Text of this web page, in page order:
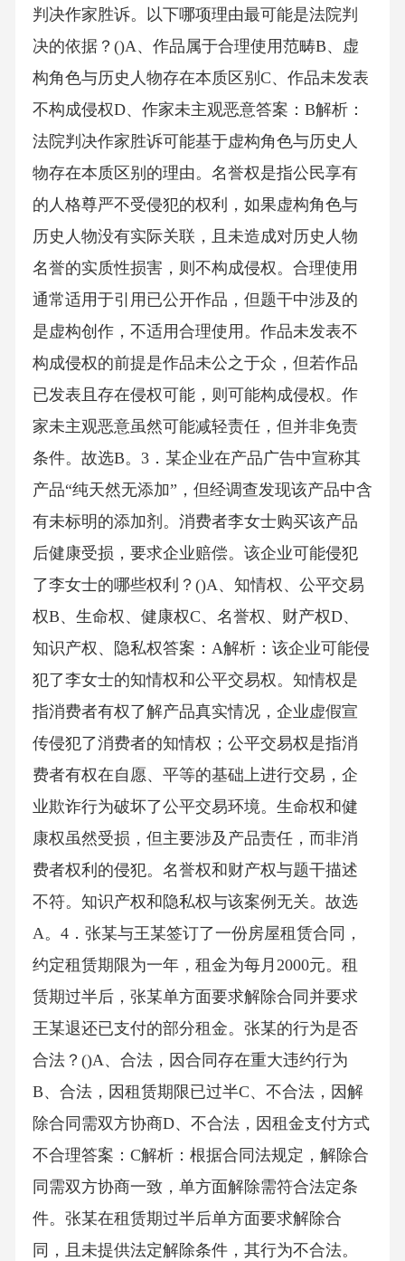
判决作家胜诉。以下哪项理由最可能是法院判
决的依据？()A、作品属于合理使用范畴B、虚
构角色与历史人物存在本质区别C、作品未发表
不构成侵权D、作家未主观恶意答案：B解析：
法院判决作家胜诉可能基于虚构角色与历史人
物存在本质区别的理由。名誉权是指公民享有
的人格尊严不受侵犯的权利，如果虚构角色与
历史人物没有实际关联，且未造成对历史人物
名誉的实质性损害，则不构成侵权。合理使用
通常适用于引用已公开作品，但题干中涉及的
是虚构创作，不适用合理使用。作品未发表不
构成侵权的前提是作品未公之于众，但若作品
已发表且存在侵权可能，则可能构成侵权。作
家未主观恶意虽然可能减轻责任，但并非免责
条件。故选B。3．某企业在产品广告中宣称其
产品“纯天然无添加”，但经调查发现该产品中含
有未标明的添加剂。消费者李女士购买该产品
后健康受损，要求企业赔偿。该企业可能侵犯
了李女士的哪些权利？()A、知情权、公平交易
权B、生命权、健康权C、名誉权、财产权D、
知识产权、隐私权答案：A解析：该企业可能侵
犯了李女士的知情权和公平交易权。知情权是
指消费者有权了解产品真实情况，企业虚假宣
传侵犯了消费者的知情权；公平交易权是指消
费者有权在自愿、平等的基础上进行交易，企
业欺诈行为破坏了公平交易环境。生命权和健
康权虽然受损，但主要涉及产品责任，而非消
费者权利的侵犯。名誉权和财产权与题干描述
不符。知识产权和隐私权与该案例无关。故选
A。4．张某与王某签订了一份房屋租赁合同，
约定租赁期限为一年，租金为每月2000元。租
赁期过半后，张某单方面要求解除合同并要求
王某退还已支付的部分租金。张某的行为是否
合法？()A、合法，因合同存在重大违约行为
B、合法，因租赁期限已过半C、不合法，因解
除合同需双方协商D、不合法，因租金支付方式
不合理答案：C解析：根据合同法规定，解除合
同需双方协商一致，单方面解除需符合法定条
件。张某在租赁期过半后单方面要求解除合
同，且未提供法定解除条件，其行为不合法。